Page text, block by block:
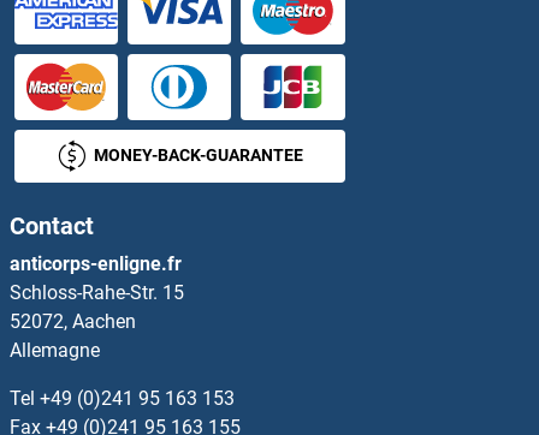
PPRC1 Anticorps
PPT1 Anticorps
PPT2 Anticorps
PPWD1 Anticorps
PQLC1 Anticorps
PRAC Anticorps
MONEY-BACK-GUARANTEE
Contact
anticorps-enligne.fr
Schloss-Rahe-Str. 15
52072, Aachen
Allemagne
Tel +49 (0)241 95 163 153
Fax +49 (0)241 95 163 155